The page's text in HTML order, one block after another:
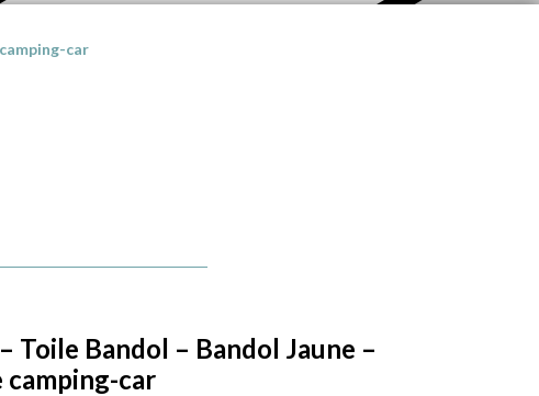
car
Toile Bandol – Bandol Jaune –
camping-car